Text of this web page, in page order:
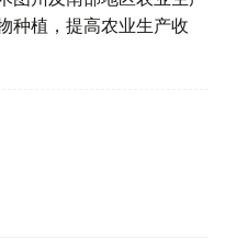
种植，提高农业生产收